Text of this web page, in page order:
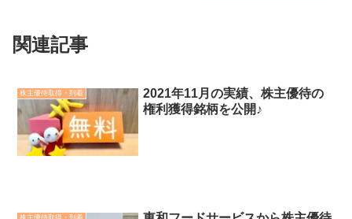
関連記事
株主優待取得・到着
2021年11月の実績、株主優待の
権利獲得銘柄を公開♪
株主優待取得・到着